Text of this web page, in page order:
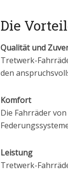
Die
Qualität und
Tretwerk-
den
Komfort
Die Fahrräder
Leistung
Tretwerk-